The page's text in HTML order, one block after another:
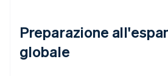
Preparazione
globale